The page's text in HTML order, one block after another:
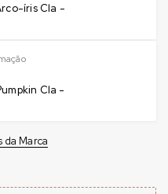
íris Cla -
Cla -
da Marca